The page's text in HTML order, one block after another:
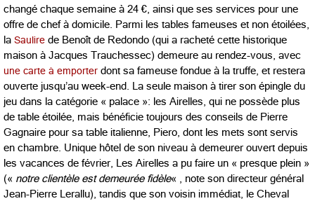
changé chaque semaine à 24 €, ainsi que ses services pour une
offre de chef à domicile. Parmi les tables fameuses et non étoilées,
la Saulire de Benoît de Redondo (qui a racheté cette historique
maison à Jacques Trauchessec) demeure au rendez-vous, avec
une carte à emporter dont sa fameuse fondue à la truffe, et restera
ouverte jusqu’au week-end. La seule maison à tirer son épingle du
jeu dans la catégorie « palace »: les Airelles, qui ne possède plus
de table étoilée, mais bénéficie toujours des conseils de Pierre
Gagnaire pour sa table italienne, Piero, dont les mets sont servis
en chambre. Unique hôtel de son niveau à demeurer ouvert depuis
les vacances de février, Les Airelles a pu faire un « presque plein »
(« notre clientèle est demeurée fidèle« , note son directeur général
Jean-Pierre Lerallu), tandis que son voisin immédiat, le Cheval